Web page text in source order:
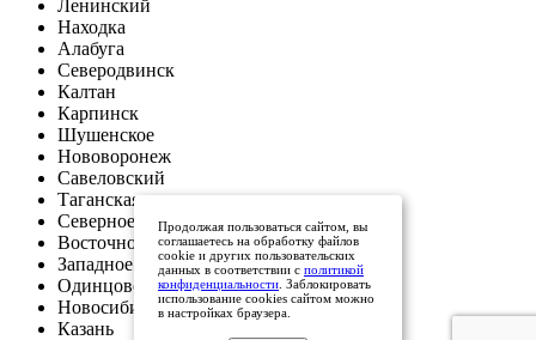
Ленинский
Находка
Алабуга
Северодвинск
Калтан
Карпинск
Шушенское
Нововоронеж
Савеловский
Таганская
Северное
Восточное Бутово
Западное Дегунино
Одинцовский округ
Новосибирск
Казань
Продолжая пользоваться сайтом, вы
соглашаетесь на обработку файлов
cookie и других пользовательских
данных в соответствии с политикой
конфиденциальности . Заблокировать
использование cookies сайтом можно
в настройках браузера.